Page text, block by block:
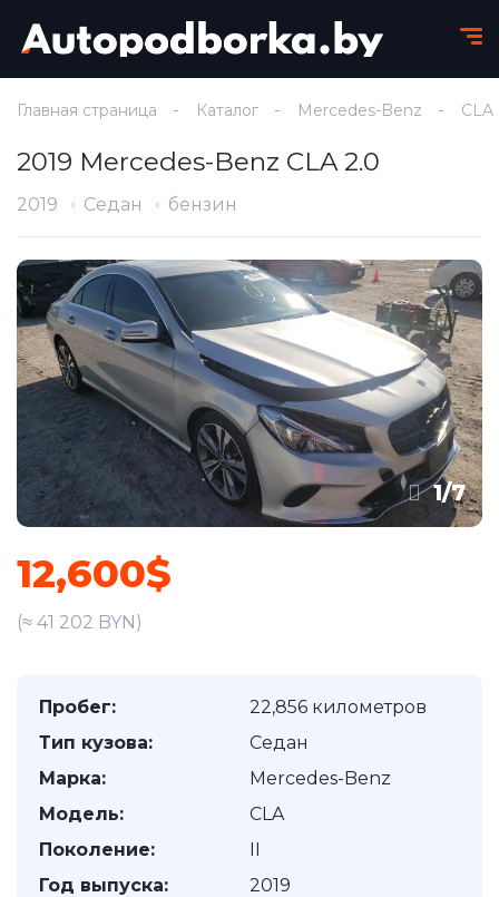
Главная страница Каталог Mercedes-Benz CLA
2019 Mercedes-Benz CLA 2.0
2019 Седан бензин
1/7
12,600$
(≈ 41 202 BYN)
Пробег:
22,856 километров
Тип кузова:
Седан
Марка:
Mercedes-Benz
Модель:
CLA
Поколение:
II
Год выпуска:
2019